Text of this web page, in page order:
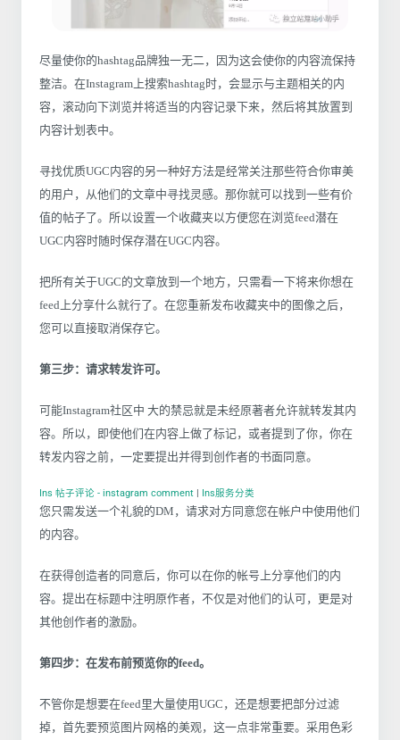
尽量使你的hashtag品牌独一无二，因为这会使你的内容流保持
整洁。在Instagram上搜索hashtag时，会显示与主题相关的内
容，滚动向下浏览并将适当的内容记录下来，然后将其放置到
内容计划表中。
寻找优质UGC内容的另一种好方法是经常关注那些符合你审美
的用户，从他们的文章中寻找灵感。那你就可以找到一些有价
值的帖子了。所以设置一个收藏夹以方便您在浏览feed潜在
UGC内容时随时保存潜在UGC内容。
把所有关于UGC的文章放到一个地方，只需看一下将来你想在
feed上分享什么就行了。在您重新发布收藏夹中的图像之后，
您可以直接取消保存它。
第三步：请求转发许可。
可能Instagram社区中 大的禁忌就是未经原著者允许就转发其内
容。所以，即使他们在内容上做了标记，或者提到了你，你在
转发内容之前，一定要提出并得到创作者的书面同意。
Ins 帖子评论 - instagram comment | Ins服务分类
您只需发送一个礼貌的DM，请求对方同意您在帐户中使用他们
的内容。
在获得创造者的同意后，你可以在你的帐号上分享他们的内
容。提出在标题中注明原作者，不仅是对他们的认可，更是对
其他创作者的激励。
第四步：在发布前预览你的feed。
不管你是想要在feed里大量使用UGC，还是想要把部分过滤
掉，首先要预览图片网格的美观，这一点非常重要。采用色彩